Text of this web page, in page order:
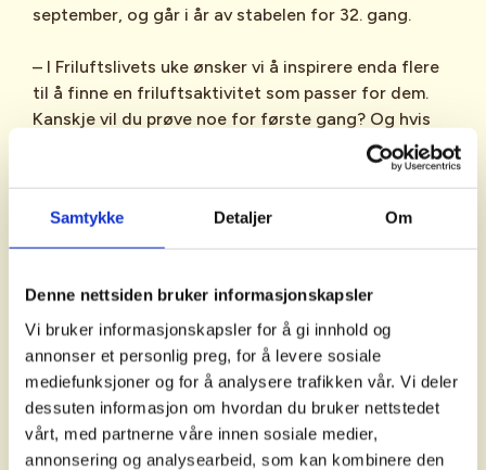
Samtykke Detaljer Om
Denne nettsiden bruker informasjonskapsler
Vi bruker informasjonskapsler for å gi innhold og
annonser et personlig preg, for å levere sosiale
mediefunksjoner og for å analysere trafikken vår. Vi deler
dessuten informasjon om hvordan du bruker nettstedet
vårt, med partnerne våre innen sosiale medier,
annonsering og analysearbeid, som kan kombinere den
september, og går i år av stabelen for 32. gang.
– I Friluftslivets uke ønsker vi å inspirere enda flere
til å finne en friluftsaktivitet som passer for dem.
Kanskje vil du prøve noe for første gang? Og hvis
du allerede har en aktivitet eller et turmål du liker
godt så håper jeg du vil invitere med deg noen så
generalsekretær i Norsk Friluftsliv.
arrangementer der du bor og finne inspirasjon til å
være litt mer ute i naturen. For å finne ut hva som
skjer i ditt fylke og din kommune, kan du se
aktivitetskalenderen for Friluftslivets uke på
friluftslivetsuke.no